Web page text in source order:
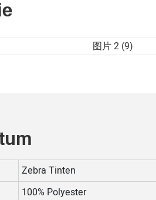
Zebra Tinten
100% Polyester